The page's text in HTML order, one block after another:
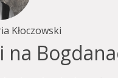
Kłoczowski
na